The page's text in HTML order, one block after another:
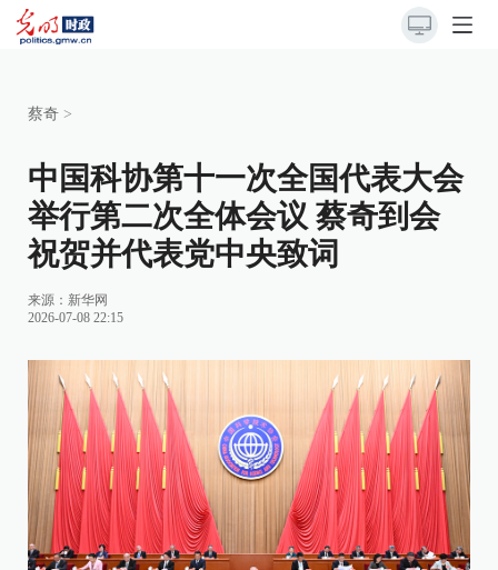
蔡奇 >
中国科协第十一次全国代表大会
举行第二次全体会议 蔡奇到会
祝贺并代表党中央致词
来源： 新华网
2026-07-08 22:15